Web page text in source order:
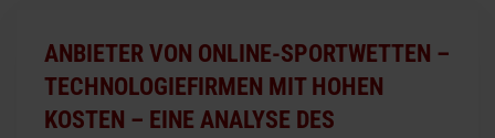
ANBIETER VON ONLINE-SPORTWETTEN –
TECHNOLOGIEFIRMEN MIT HOHEN
KOSTEN – EINE ANALYSE DES